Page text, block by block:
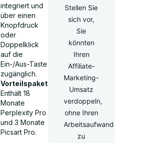
integriert und
über einen
Knopfdruck
oder
Doppelklick
auf die
Ein-/Aus-Taste
zugänglich.
Vorteilspaket:
Enthält 18
Monate
Perplexity Pro
und 3 Monate
Picsart Pro.
Stellen Sie
sich vor,
Sie
könnten
Ihren
Affiliate-
Marketing-
Umsatz
verdoppeln,
ohne Ihren
Arbeitsaufwand
zu